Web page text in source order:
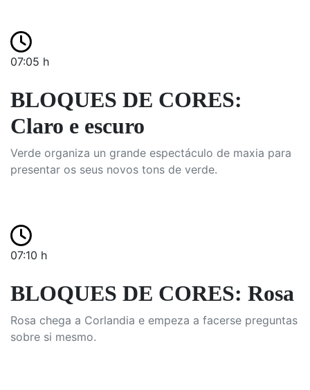
07:05 h
BLOQUES DE CORES:
Claro e escuro
Verde organiza un grande espectáculo de maxia para
presentar os seus novos tons de verde.
07:10 h
BLOQUES DE CORES: Rosa
Rosa chega a Corlandia e empeza a facerse preguntas
sobre si mesmo.